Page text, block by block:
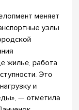
меняет
узлы
жилье, работа
Это
и
— отметила